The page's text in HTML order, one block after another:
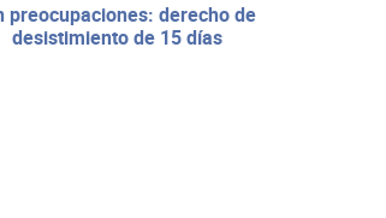
desistimiento de 15 días